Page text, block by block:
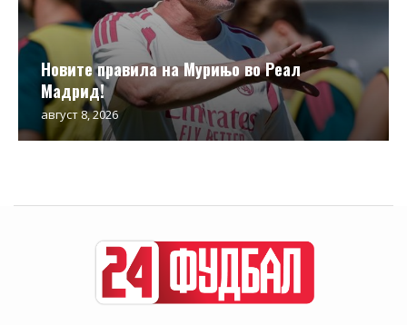
Новите правила на Мурињо во Реал
Мадрид!
август 8, 2026